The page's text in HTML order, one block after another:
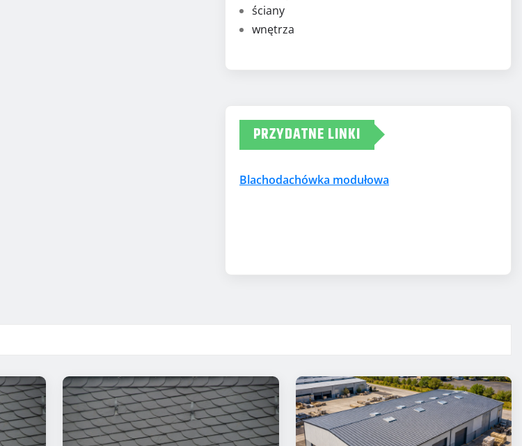
ściany
wnętrza
PRZYDATNE LINKI
Blachodachówka modułowa